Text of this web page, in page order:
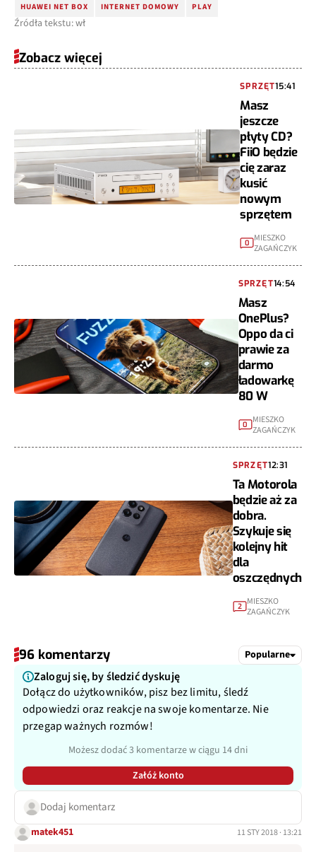
HUAWEI NET BOX INTERNET DOMOWY PLAY
Źródła tekstu: wł
Zobacz więcej
SPRZĘT15:41
Masz
jeszcze
płyty CD?
FiiO będzie
cię zaraz
kusić
nowym
sprzętem
0
MIESZKO
ZAGAŃCZYK
SPRZĘT14:54
Masz
OnePlus?
Oppo da ci
prawie za
darmo
ładowarkę
80 W
0 MIESZKO
ZAGAŃCZYK
SPRZĘT12:31
Ta Motorola
będzie aż za
dobra.
Szykuje się
kolejny hit
dla
oszczędnych
2 MIESZKO
ZAGAŃCZYK
96 komentarzy Popularne
Zaloguj się, by śledzić dyskuję
Dołącz do użytkowników, pisz bez limitu, śledź
odpowiedzi oraz reakcje na swoje komentarze. Nie
przegap ważnych rozmów!
Możesz dodać 3 komentarze w ciągu 14 dni
Załóż konto
Dodaj komentarz
matek451 11 STY 2018 · 13:21